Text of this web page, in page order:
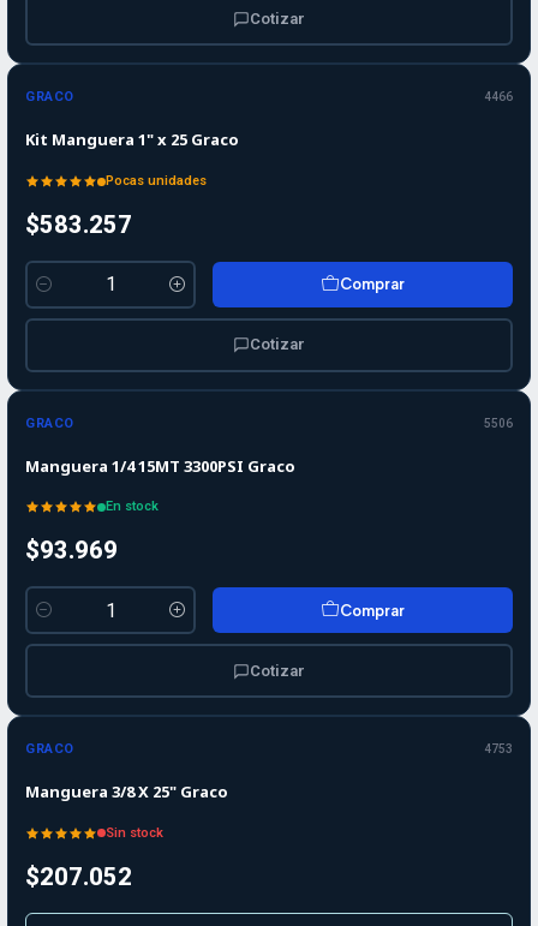
Cotizar
GRACO 4466
Kit Manguera 1" x 25 Graco
Pocas unidades
$583.257
Cantidad
Comprar
Cotizar
GRACO 5506
Manguera 1/4 15MT 3300PSI Graco
En stock
$93.969
Cantidad
Comprar
Cotizar
Agotado
GRACO 4753
Manguera 3/8 X 25" Graco
Sin stock
$207.052